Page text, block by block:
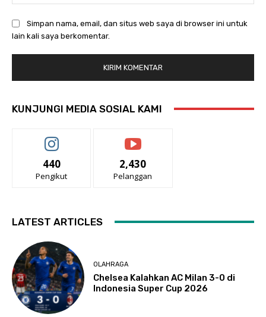
Simpan nama, email, dan situs web saya di browser ini untuk
lain kali saya berkomentar.
KUNJUNGI MEDIA SOSIAL KAMI
440
Pengikut
2,430
Pelanggan
LATEST ARTICLES
OLAHRAGA
Chelsea Kalahkan AC Milan 3-0 di
Indonesia Super Cup 2026